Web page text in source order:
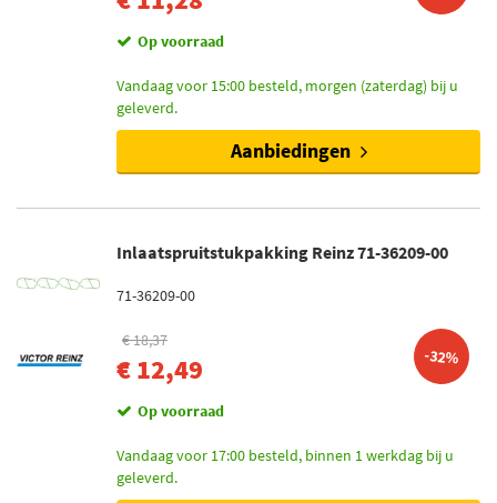
Op voorraad
Vandaag voor 15:00 besteld, morgen (zaterdag) bij u
geleverd.
Aanbiedingen
Inlaatspruitstukpakking Reinz 71-36209-00
71-36209-00
€ 18,37
€ 12,49 -32%
Op voorraad
Vandaag voor 17:00 besteld, binnen 1 werkdag bij u
geleverd.